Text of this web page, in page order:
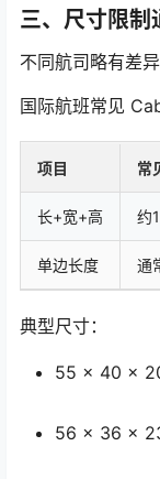
三、尺寸限制
不同航司略有差异
国际航班常见
项目 常
长+宽+高 约
单边长度 通
典型尺寸：
55 × 40 ×
56 × 36 ×